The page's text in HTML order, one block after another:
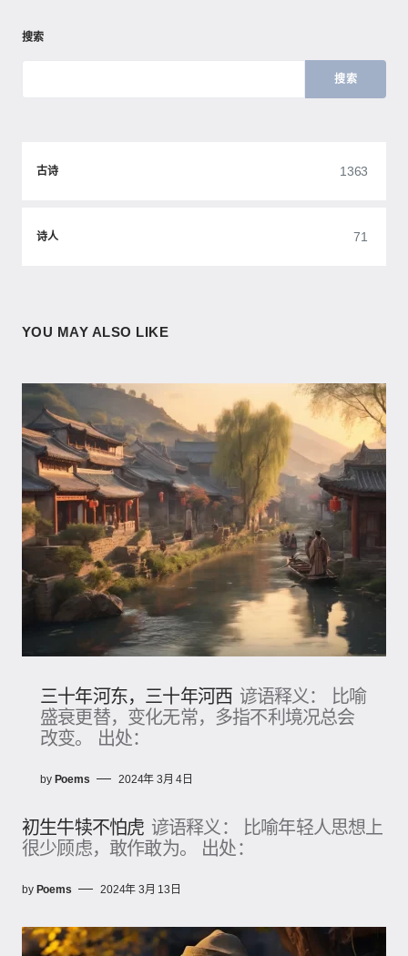
搜索
搜索
古诗 1363
诗人 71
YOU MAY ALSO LIKE
三十年河东，三十年河西 谚语释义： 比喻
盛衰更替，变化无常，多指不利境况总会
改变。 出处：
by Poems 2024年 3月 4日
初生牛犊不怕虎 谚语释义： 比喻年轻人思想上
很少顾虑，敢作敢为。 出处：
by Poems 2024年 3月 13日